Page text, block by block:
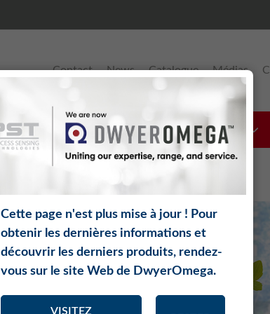
Contact News Catalogue Médias
LOGICIELS THÉORIE TÉLÉCHARGEMENTS
Cette page n'est plus mise à jour ! Pour
obtenir les dernières informations et
découvrir les derniers produits, rendez-
vous sur le site Web de DwyerOmega.
VISITEZ